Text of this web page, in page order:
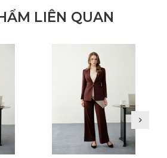
LIÊN QUAN